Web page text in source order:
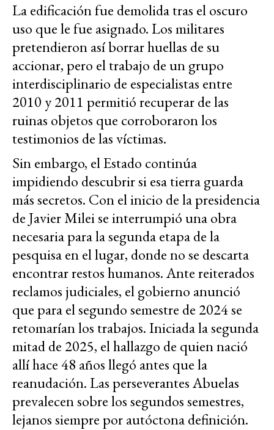
La edificación fue demolida tras el oscuro
uso que le fue asignado. Los militares
pretendieron así borrar huellas de su
accionar, pero el trabajo de un grupo
interdisciplinario de especialistas entre
2010 y 2011 permitió recuperar de las
ruinas objetos que corroboraron los
testimonios de las víctimas.
Sin embargo, el Estado continúa
impidiendo descubrir si esa tierra guarda
más secretos. Con el inicio de la presidencia
de Javier Milei se interrumpió una obra
necesaria para la segunda etapa de la
pesquisa en el lugar, donde no se descarta
encontrar restos humanos. Ante reiterados
reclamos judiciales, el gobierno anunció
que para el segundo semestre de 2024 se
retomarían los trabajos. Iniciada la segunda
mitad de 2025, el hallazgo de quien nació
allí hace 48 años llegó antes que la
reanudación. Las perseverantes Abuelas
prevalecen sobre los segundos semestres,
lejanos siempre por autóctona definición.